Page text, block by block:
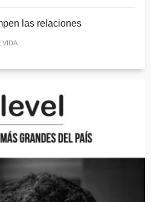
las relaciones
VIDA